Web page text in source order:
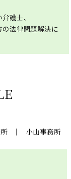
護士、
法律問題解決に
｜ 小山事務所